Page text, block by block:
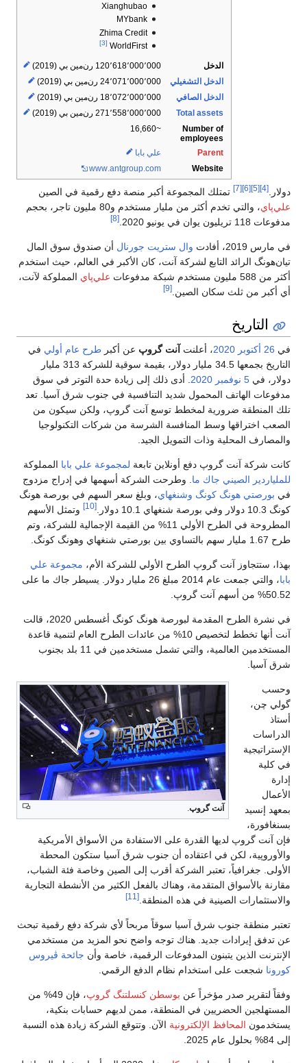
Xianghubao
MYbank
Zhima Credit
WorldFirst
[3]
الدخل
120٬618٬000٬000 رن‌مين بي (2019)
الدخل التشغيلي
24٬071٬000٬000 رن‌مين بي (2019)
الدخل الصافي
18٬072٬000٬000 رن‌مين بي (2019)
Total assets
271٬558٬000٬000 رن‌مين بي (2019)
Number of
employees
~16,660
Parent
علي بابا
Website
www.antgroup.com
دولار. [4]
[5]
[6]
[7]
تمتلك المجموعة أكبر منصة دفع رقمية في الصين
علي‌پاي
، والتي تخدم أكثر من مليار مستخدم و80 مليون تاجر، بحجم
مدفوعات 118 تريليون يوان في يونيو 2020.
[8]
في مارس 2019، أفادت وال ستريت جورنال أن صندوق سوق المال
تيان‌هونگ الرائد التابع لشركة آنت، كان الأكبر في العالم، حيث استخدم
أكثر من 588 مليون مستخدم شبكة مدفوعات
علي‌پاي المملوكة لآنت،
أي أكبر من ثلث سكان الصين. [9]
التاريخ
في 26 أكتوبر 2020، أعلنت آنت گروپ عن أكبر طرح عام أولي في
التاريخ بجمعها 34.5 مليار دولار، بقيمة سوقية للشركة 313 مليار
دولار، في 5 نوفمبر 2020 . أدى ذلك إلى زيادة حدة التوتر في سوق
مدفوعات الهاتف المحمول شديد التنافسية في جنوب شرق آسيا. تعد
تلك المنطقة ضرورية لمخطط توسع آنت گروپ، ولكن سيكون من
الصعب اختراقها وسط المنافسة الشرسة من شركات التكنولوجيا
والمصارف المحلية وذات التمويل الجيد.
كانت شركة آنت گروپ دفع أونلاين تابعة لمجموعة علي بابا المملوكة
للملياردير الصيني جاك ما . وطرحت الشركة أسهمها في إدراج مزدوج
في بورصتي هونگ كونگ وشنغهاي، وبلغ سعر السهم في بورصة هونگ
كونگ 10.3 دولار وفي بورصة شنغهاي 10.1 دولار.
[10]
وتمثل الأسهم
المطروحة في الطرح الأولي 11% من القيمة الإجمالية للشركة، وتم
طرح 1.67 مليار سهم بالتساوي بين بورصتي شنغهاي وهونگ كونگ.
بهذا، ستتجاوز آنت گروپ الطرح الأولي للشركة الأم، مجموعة علي
بابا
، والتي جمعت عام 2014 مبلغ 26 مليار دولار. يسيطر جاك ما على
50.52% من أسهم آنت گروپ.
في نشرة الطرح المقدمة لبورصة هونگ كونگ أغسطس 2020، قالت
آنت أنها تخطط لتخصيص 10% من عائدات الطرح العام لتنمية قاعدة
المستخدمين العالمية، والتي تشمل مستخدمين في 11 بلد بجنوب
شرق آسيا.
آنت گروپ.
وحسب
گولي چن،
أستاذ
الدراسات
الإستراتيجية
في كلية
إدارة
الأعمال
بمعهد إنسيد
بسنغافورة،
فإن آنت گروپ لديها القدرة على الاستفادة من الأسواق الأمريكية
والأوروپية، لكن في اعتقاده أن جنوب شرق آسيا ستكون المحطة
الأولى. جغرافياً، تعتبر الشركة أقرب إلى الصين وخاصة فئة الشباب،
مقارنة بالأسواق المتقدمة، وهناك بالفعل الكثير من الأنشطة التجارية
والاستثمارات الصينية في هذه المنطقة. [11]
تعتبر منطقة جنوب شرق آسيا سوقاً مربحاً لأي شركة دفع رقمية تبحث
عن تدفق إيرادات جديد. هناك توجه واضح نحو المزيد من مستخدمي
الإنترنت الذين يتبنون المدفوعات الرقمية، خاصة وأن جائحة ڤيروس
كورونا شجعت على استخدام نظام الدفع الرقمي.
وفقاً لتقرير صدر مؤخراً عن بوسطن كنسلتنگ گروپ
، فإن 49% من
المستهلجين الحضريين في المنطقة، ممن لديهم حسابات بنكية،
يستخدمون المحافظ الإلكترونية الآن. وتتوقع الشركة زيادة هذه النسبة
إلى 84% بحلول عام 2025.